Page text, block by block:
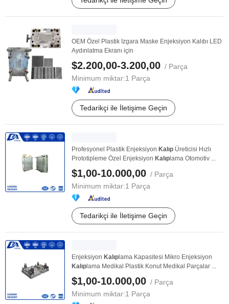
OEM Özel Plastik Izgara Maske Enjeksiyon Kalıbı LED
Aydınlatma Ekranı için
$2.200,00-3.200,00 / Parça
Minimum miktar:1 Parça
Tedarikçi ile İletişime Geçin
Profesyonel Plastik Enjeksiyon Kalıp Üreticisi Hızlı
Prototipleme Özel Enjeksiyon Kalıp lama Otomotiv ...
$1,00-10.000,00 / Parça
Minimum miktar:1 Parça
Tedarikçi ile İletişime Geçin
Enjeksiyon Kalıp lama Kapasitesi Mikro Enjeksiyon
Kalıp lama Medikal Plastik Konut Medikal Parçalar ...
$1,00-10.000,00 / Parça
Minimum miktar:1 Parça